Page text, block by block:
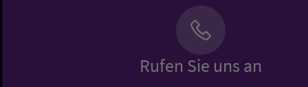
Rufen Sie uns an